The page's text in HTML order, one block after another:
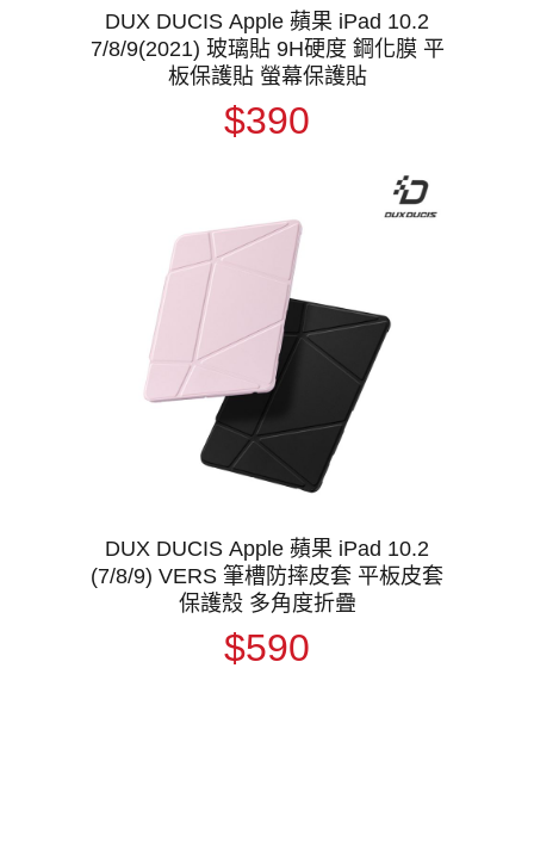
DUX DUCIS Apple 蘋果 iPad 10.2
7/8/9(2021) 玻璃貼 9H硬度 鋼化膜 平
板保護貼 螢幕保護貼
$390
DUX DUCIS Apple 蘋果 iPad 10.2
(7/8/9) VERS 筆槽防摔皮套 平板皮套
保護殼 多角度折疊
$590